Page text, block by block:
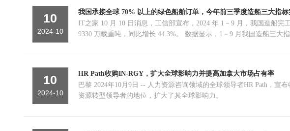
10
2024-10
我国承接全球 70% 以上的绿色船舶订单，今年前三季度造船三大指
IT之家 10 月 10 日消息，工信部宣布，2024 年 1－9 月，我国造船
9330 万载重吨，同比增长 44.3%。 数据显示，1－9 月我国造船三大指标（IT之家注：造船完工量、新接订单量、手持订单量）以载重吨计分别占全球总量的 55.1%、74.7% 和 61.
10
2024-10
HR Path收购IN-RGY，扩大全球影响力并提高加拿大市场占有率
巴黎 2024年10月9日 -- 人力资源咨询领域的全球领导者HR Path，宣
资源转型领导者的地位，扩大了其全球影响力。